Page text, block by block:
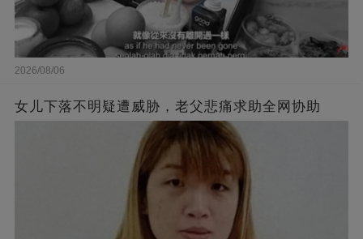
2026/08/06
女儿下落不明疑遭威胁，老父悲痛求助全网协助